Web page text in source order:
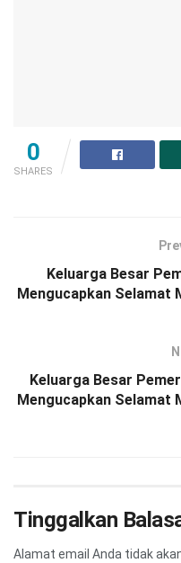
0
SHARES
Keluarga Besar
Mengucapkan Selamat
Keluarga Besar
Mengucapkan Selamat
Tinggalkan
Alamat email Anda tidak